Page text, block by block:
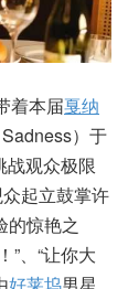
着本届戛纳
）于
战观众极限
起立鼓掌许
的惊艳之
”、“让你大
好莱坞男星